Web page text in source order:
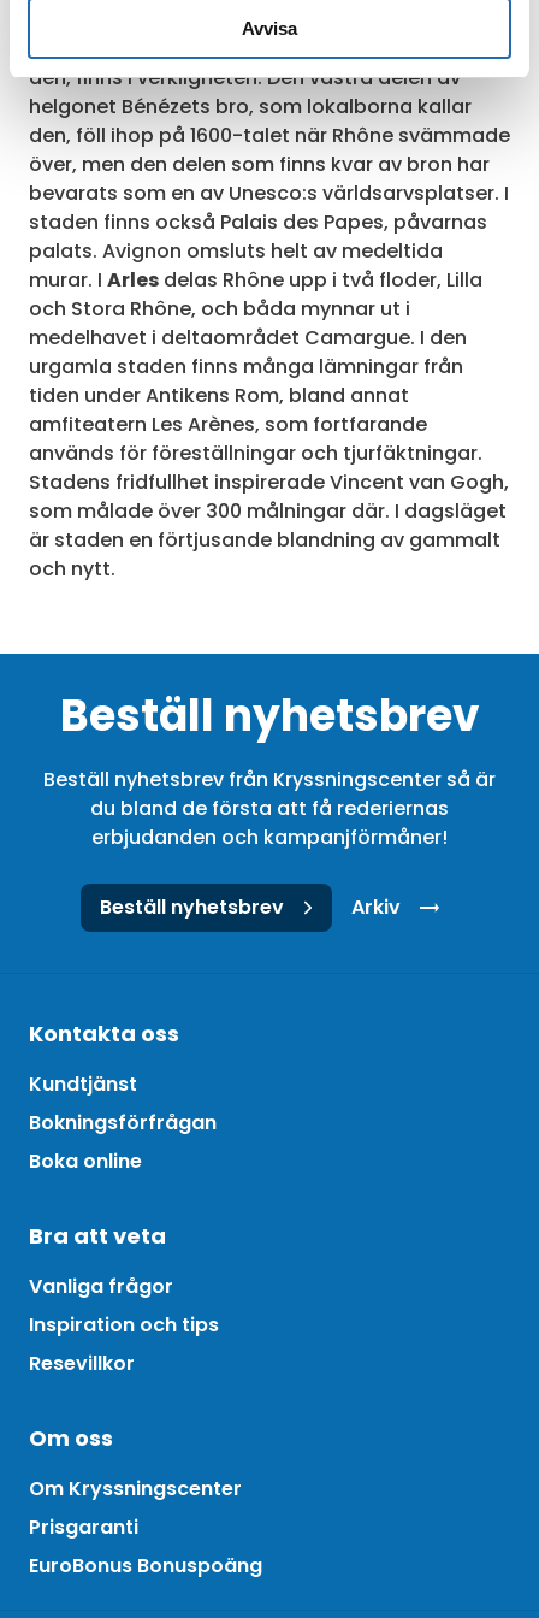
Avvisa
Avignonär säkert bekant för
många. Den här bron, eller åtminstone en del av
den, finns i verkligheten. Den västra delen av
helgonet Bénézets bro, som lokalborna kallar
den, föll ihop på 1600-talet när Rhône svämmade
över, men den delen som finns kvar av bron har
bevarats som en av Unesco:s världsarvsplatser. I
staden finns också Palais des Papes, påvarnas
palats. Avignon omsluts helt av medeltida
murar. I Arles delas Rhône upp i två floder, Lilla
och Stora Rhône, och båda mynnar ut i
medelhavet i deltaområdet Camargue. I den
urgamla staden finns många lämningar från
tiden under Antikens Rom, bland annat
amfiteatern Les Arènes, som fortfarande
används för föreställningar och tjurfäktningar.
Stadens fridfullhet inspirerade Vincent van Gogh,
som målade över 300 målningar där. I dagsläget
är staden en förtjusande blandning av gammalt
och nytt.
Beställ nyhetsbrev
Beställ nyhetsbrev från Kryssningscenter så är
du bland de första att få rederiernas
erbjudanden och kampanjförmåner!
Beställ nyhetsbrev Arkiv
Kontakta oss
Kundtjänst
Bokningsförfrågan
Boka online
Bra att veta
Vanliga frågor
Inspiration och tips
Resevillkor
Om oss
Om Kryssningscenter
Prisgaranti
EuroBonus Bonuspoäng